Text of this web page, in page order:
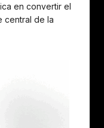
en convertir el
central de la